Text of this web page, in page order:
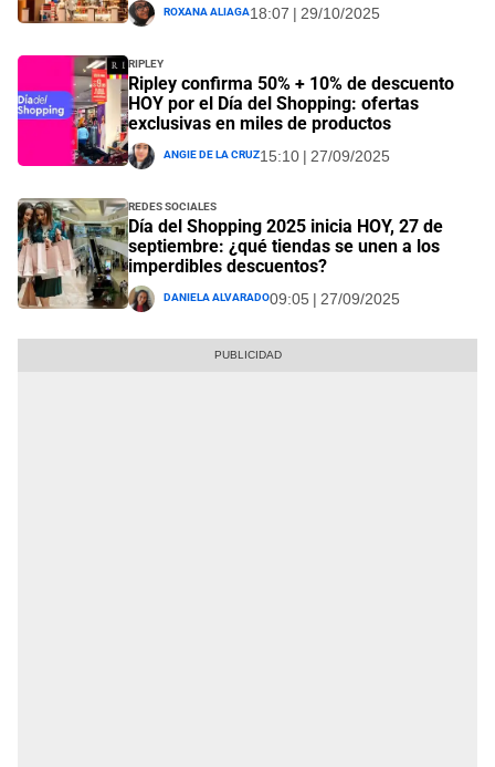
Roxana Aliaga18:07 | 29/10/2025
Ripley
Ripley confirma 50% + 10% de descuento
HOY por el Día del Shopping: ofertas
exclusivas en miles de productos
Angie De La Cruz15:10 | 27/09/2025
Redes Sociales
Día del Shopping 2025 inicia HOY, 27 de
septiembre: ¿qué tiendas se unen a los
imperdibles descuentos?
Daniela Alvarado09:05 | 27/09/2025